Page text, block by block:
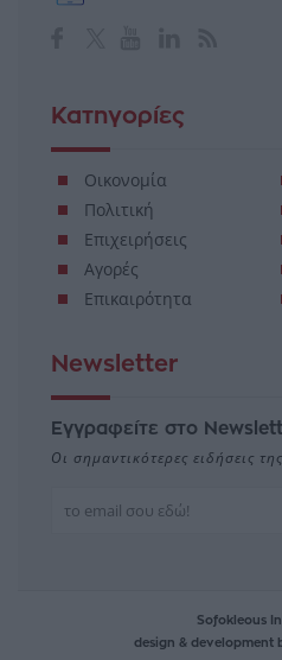
Κατηγορίες
Οικονομία
Πολιτική
Επιχειρήσεις
Αγορές
Επικαιρότητα
Newsletter
Εγγραφείτε στο
Οι σημαντικότερες ειδήσεις
Sofokleous
design & development